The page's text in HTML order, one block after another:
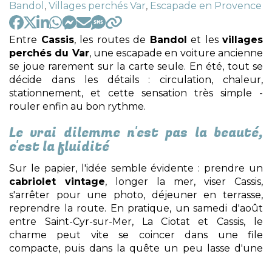
:
Bandol , Villages perchés Var, Escapade en Provence
Entre Cassis, les routes de Bandol et les villages
perchés du Var, une escapade en voiture ancienne
se joue rarement sur la carte seule. En été, tout se
décide dans les détails : circulation, chaleur,
stationnement, et cette sensation très simple -
rouler enfin au bon rythme.
Le vrai dilemme n'est pas la beauté,
c'est la fluidité
Sur le papier, l'idée semble évidente : prendre un
cabriolet vintage, longer la mer, viser Cassis,
s'arrêter pour une photo, déjeuner en terrasse,
reprendre la route. En pratique, un samedi d'août
entre Saint-Cyr-sur-Mer, La Ciotat et Cassis, le
charme peut vite se coincer dans une file
compacte, puis dans la quête un peu lasse d'une